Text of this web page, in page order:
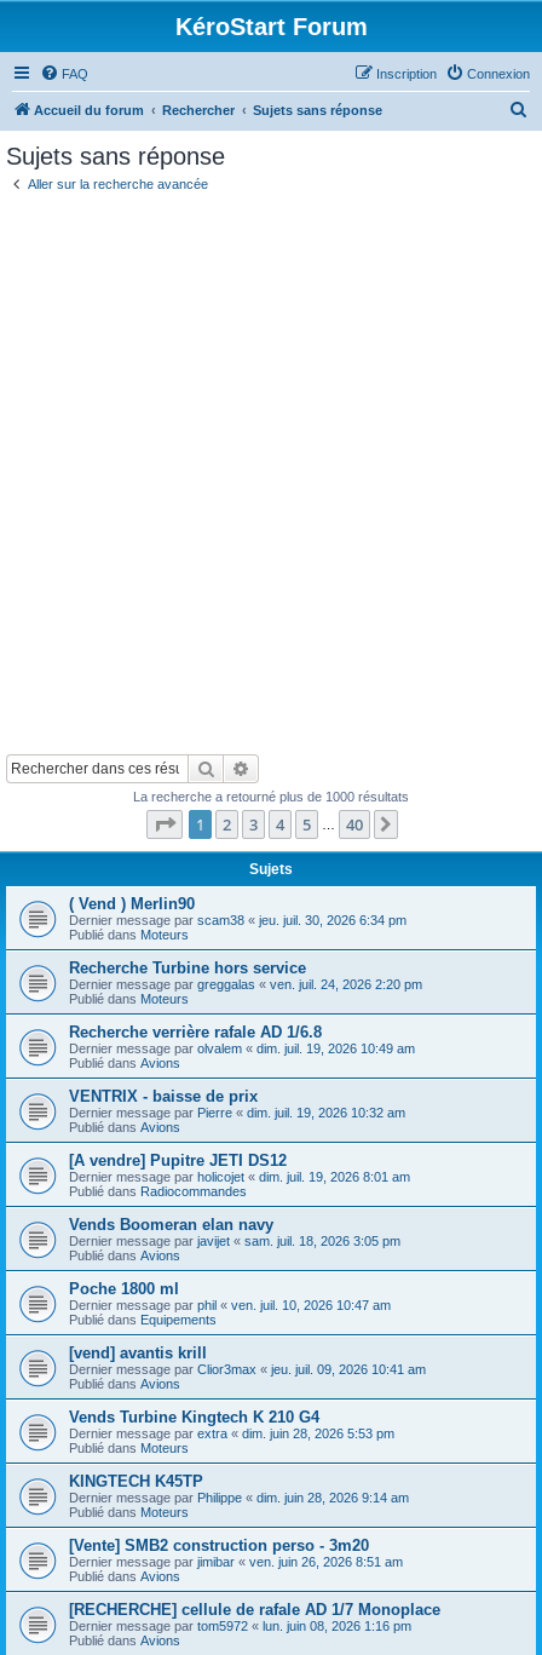
KéroStart Forum
FAQ Connexion
Inscription
Accueil du forum Rechercher Sujets sans réponse
Sujets sans réponse
Aller sur la recherche avancée
Rechercher
La recherche a retourné plus de 1000 résultats
Page 1sur40
1 2 3 4 5 40
Sujets
( Vend ) Merlin90
Dernier message par scam38 « jeu. juil. 30, 2026 6:34 pm
Publié dans Moteurs
Recherche Turbine hors service
Dernier message par greggalas « ven. juil. 24, 2026 2:20 pm
Publié dans Moteurs
Recherche verrière rafale AD 1/6.8
Dernier message par olvalem « dim. juil. 19, 2026 10:49 am
Publié dans Avions
VENTRIX - baisse de prix
Dernier message par Pierre « dim. juil. 19, 2026 10:32 am
Publié dans Avions
[A vendre] Pupitre JETI DS12
Dernier message par holicojet « dim. juil. 19, 2026 8:01 am
Publié dans Radiocommandes
Vends Boomeran elan navy
Dernier message par javijet « sam. juil. 18, 2026 3:05 pm
Publié dans Avions
Poche 1800 ml
Dernier message par phil « ven. juil. 10, 2026 10:47 am
Publié dans Equipements
[vend] avantis krill
Dernier message par Clior3max « jeu. juil. 09, 2026 10:41 am
Publié dans Avions
Vends Turbine Kingtech K 210 G4
Dernier message par extra « dim. juin 28, 2026 5:53 pm
Publié dans Moteurs
KINGTECH K45TP
Dernier message par Philippe « dim. juin 28, 2026 9:14 am
Publié dans Moteurs
[Vente] SMB2 construction perso - 3m20
Dernier message par jimibar « ven. juin 26, 2026 8:51 am
Publié dans Avions
[RECHERCHE] cellule de rafale AD 1/7 Monoplace
Dernier message par tom5972 « lun. juin 08, 2026 1:16 pm
Publié dans Avions